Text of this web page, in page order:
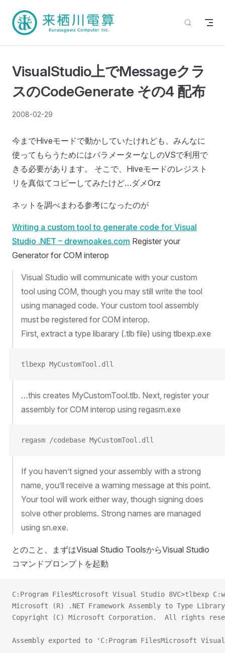
VisualStudio上でMessageクラ
スのCodeGenerate その4 配布
2008-02-29
今までHiveモードで動かしていたけれども、みんなに
使ってもらうためにはパラメーターなしのVSで利用で
きる必要があります。 そこで、Hiveモードのレジスト
リを真似てコピーしてみたけど…ダメOrz
ネットを調べまわる参考になったのが
Writing a custom tool to generate code for Visual
Studio .NET – drewnoakes.com Register your
Generator for COM interop
Visual Studio will communicate with your custom
tool using COM, though you may still write the tool
using managed code. Your custom tool assembly
must be registered for COM interop.
First, extract a type libarary (.tlb file) using tlbexp.exe
tlbexp MyCustomTool.dll
…this creates MyCustomTool.tlb. Next, register your
assembly for COM interop using regasm.exe
regasm /codebase MyCustomTool.dll
If you haven’t signed your assembly with a strong
name, you’ll receive a warning message at this point.
Your tool will work either way, though signing does
solve other problems. Strong names are managed
using sn.exe.
とのこと、まずはVisual Studio ToolsからVisual Studio
コマンドプロンプトを起動
C:Program FilesMicrosoft Visual Studio 8VC>tlbexp
Microsoft (R) .NET Framework Assembly to Type
Copyright (C) Microsoft Corporation.  All rights
Assembly exported to 'C:Program FilesMicrosoft Visual